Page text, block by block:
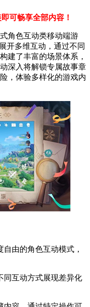
可畅享全部内容！
角色互动类移动端游
开多维互动，通过不同
建了丰富的场景体系，
深入将解锁专属故事章
，体验多样化的游戏内
由的角色互动模式，
同互动方式展现差异化